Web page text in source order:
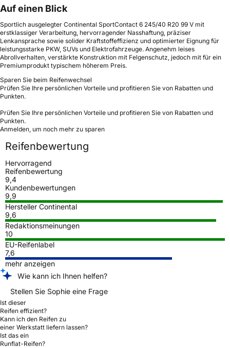
Auf einen Blick
Sportlich ausgelegter Continental SportContact 6 245/40 R20 99 V mit
erstklassiger Verarbeitung, hervorragender Nasshaftung, präziser
Lenkansprache sowie solider Kraftstoffeffizienz und optimierter Eignung für
leistungsstarke PKW, SUVs und Elektrofahrzeuge. Angenehm leises
Abrollverhalten, verstärkte Konstruktion mit Felgenschutz, jedoch mit für ein
Premiumprodukt typischem höherem Preis.
Sparen Sie beim Reifenwechsel
Prüfen Sie Ihre persönlichen Vorteile und profitieren Sie von Rabatten und
Punkten.
Prüfen Sie Ihre persönlichen Vorteile und profitieren Sie von Rabatten und
Punkten.
Anmelden, um noch mehr zu sparen
Reifenbewertung
Hervorragend
Reifenbewertung
9,4
Kundenbewertungen
9,9
Hersteller Continental
9,6
Redaktionsmeinungen
10
EU-Reifenlabel
7,6
mehr anzeigen
Wie kann ich Ihnen helfen?
Stellen Sie Sophie eine Frage
Ist dieser
Reifen effizient?
Kann ich den Reifen zu
einer Werkstatt liefern lassen?
Ist das ein
Runflat-Reifen?